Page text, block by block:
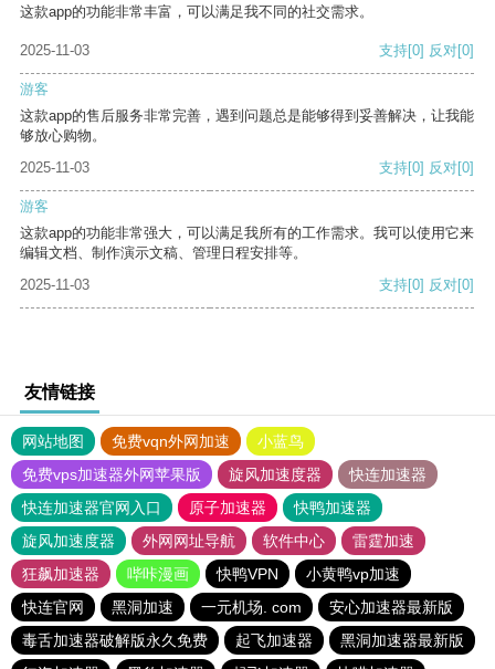
这款app的功能非常丰富，可以满足我不同的社交需求。
2025-11-03 支持[0] 反对[0]
游客
这款app的售后服务非常完善，遇到问题总是能够得到妥善解决，让我能
够放心购物。
2025-11-03
支持[0] 反对[0]
游客
这款app的功能非常强大，可以满足我所有的工作需求。我可以使用它来
编辑文档、制作演示文稿、管理日程安排等。
2025-11-03
支持[0] 反对[0]
友情链接
网站地图 免费vqn外网加速
小蓝鸟
免费vps加速器外网苹果版
旋风加速度器
快连加速器
快连加速器官网入口
原子加速器
快鸭加速器
旋风加速度器
外网网址导航 软件中心
雷霆加速
狂飙加速器
哔咔漫画 快鸭VPN
小黄鸭vp加速
快连官网
黑洞加速 一元机场. com
安心加速器最新版
毒舌加速器破解版永久免费
起飞加速器
黑洞加速器最新版